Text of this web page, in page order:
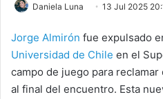
Daniela Luna 13 Jul 2025
Jorge Almirón fue expulsado
Universidad de Chile en el
campo de juego para
al final del encuentro. Esta